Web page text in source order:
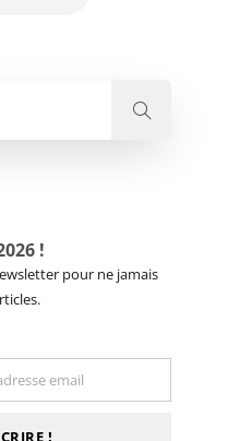
!
pour ne jamais
email
!